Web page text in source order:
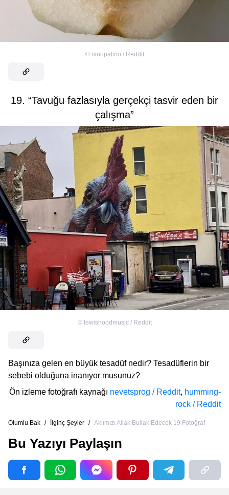
© ninopalino / Reddit
19. “Tavuğu fazlasıyla gerçekçi tasvir eden bir
çalışma”
© lewishoodmusic / Reddit
Başınıza gelen en büyük tesadüf nedir? Tesadüflerin bir
sebebi olduğuna inanıyor musunuz?
Ön izleme fotoğrafı kaynağı nevetsprog / Reddit, humming-
rock / Reddit
Olumlu Bak / İlginç Şeyler / Aklımızı Allak Bullak Edecek 19 Fotoğraf
Bu Yazıyı Paylaşın